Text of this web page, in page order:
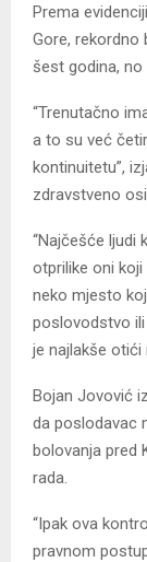
Prema
Gore, rekordno
šest godina,
“Trenutačno
a to su već
kontinuitetu”,
zdravstveno
“Najčešće ljudi
otprilike oni
neko mjesto
poslovodstvo
je najlakše otići
Bojan Jovović
da poslodavac
bolovanja pred
rada.
“Ipak ova
pravnom